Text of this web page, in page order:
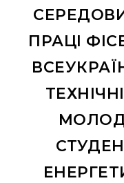
ПРАЦІ